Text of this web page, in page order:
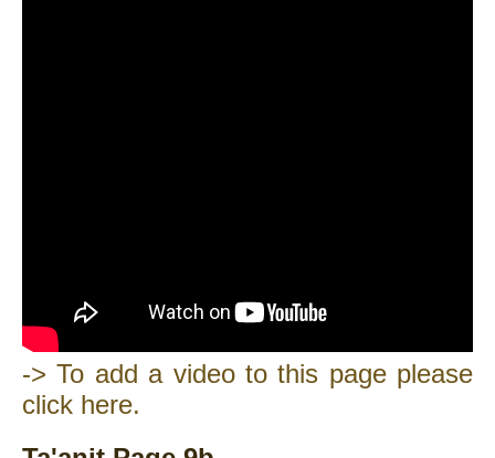
-> To add a video to this page please
click here.